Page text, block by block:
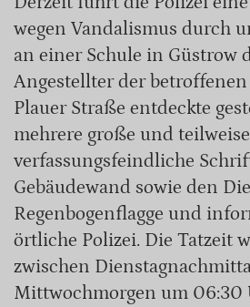
wegen Vandalismus durch
an einer Schule in Güstrow
Angestellter der
Plauer Straße entdeckte
mehrere große und teilweise
verfassungsfeindliche
Gebäudewand sowie den
Regenbogenflagge und
örtliche Polizei. Die Tatzeit
zwischen
Mittwochmorgen um 06:30